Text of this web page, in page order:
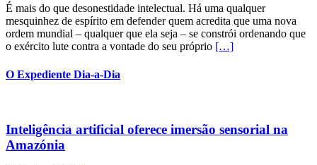
É mais do que desonestidade intelectual. Há uma qualquer
mesquinhez de espírito em defender quem acredita que uma nova
ordem mundial – qualquer que ela seja – se constrói ordenando que
o exército lute contra a vontade do seu próprio […]
O Expediente Dia-a-Dia
Inteligência artificial oferece imersão sensorial na
Amazónia